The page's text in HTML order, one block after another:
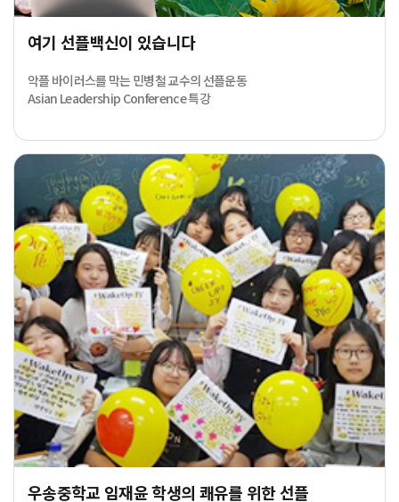
여기 선플백신이 있습니다
악플 바이러스를 막는 민병철 교수의 선플운동
Asian Leadership Conference 특강
우송중학교 임재윤 학생의 쾌유를 위한 선플